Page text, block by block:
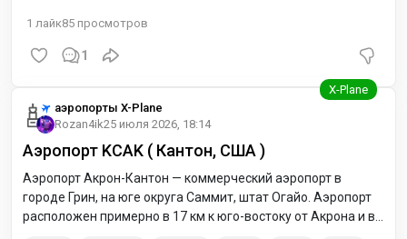
1 лайк85 просмотров
1
аэропорты X-Plane
Rozan4ik25 июля 2026, 18:14
Аэропорт KCAK ( Кантон, США )
Аэропорт Акрон-Кантон — коммерческий аэропорт в
городе Грин, на юге округа Саммит, штат Огайо. Аэропорт
расположен примерно в 17 км к юго-востоку от Акрона и в